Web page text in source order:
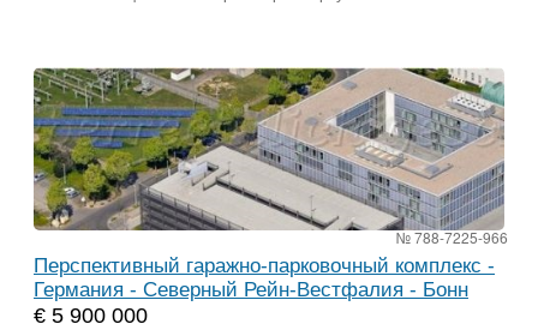
№ 788-7225-966
Перспективный гаражно-парковочный комплекс -
Германия - Северный Рейн-Вестфалия - Бонн
€ 5 900 000